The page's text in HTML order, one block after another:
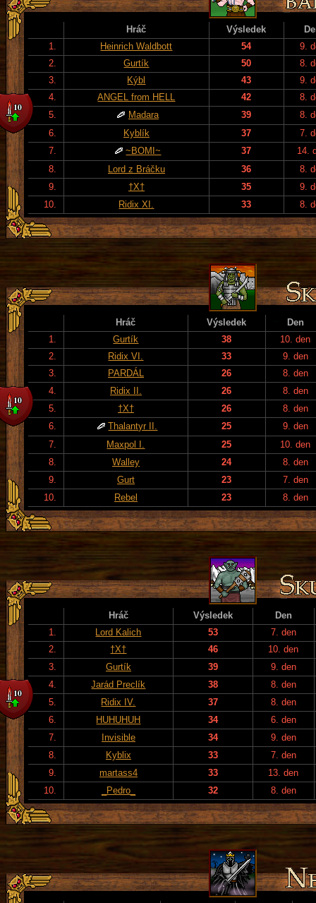
Hráč Výsledek
1.
Heinrich Waldbott 54
9.
2.
Gurtík 50
8.
3.
Kýbl 43
9.
4.
ANGEL from HELL 42
8.
5.
Madara 39
8.
6.
Kyblík 37
7.
7.
~BOMI~ 37
14.
8.
Lord z Bráčku 36
8.
9.
†X† 35
9.
10.
Ridix XI. 33 8.
Hráč Výsledek
Den
1.
Gurtík 38
10. den
2.
Ridix VI. 33
9. den
3.
PARDÁL 26
8. den
4.
Ridix II. 26
8. den
5.
†X† 26
8. den
6.
Thalantyr II. 25
9. den
7.
Maxpol I. 25
10. den
8.
Walley 24
8. den
9.
Gurt 23
7. den
10.
Rebel 23 8. den
Hráč Výsledek
Den
1.
Lord Kalich 53
7. den
2.
†X† 46
10. den
3.
Gurtík 39
9. den
4.
Jarád Preclík 38
8. den
5.
Ridix IV. 37
8. den
6.
HUHUHUH 34
6. den
7.
Invisible 34
9. den
8.
Kyblix 33
7. den
9.
martass4 33
13. den
10.
_Pedro_ 32 8. den